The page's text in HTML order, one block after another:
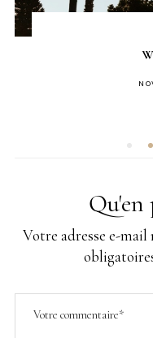
Qu'en
Votre adresse e-mail